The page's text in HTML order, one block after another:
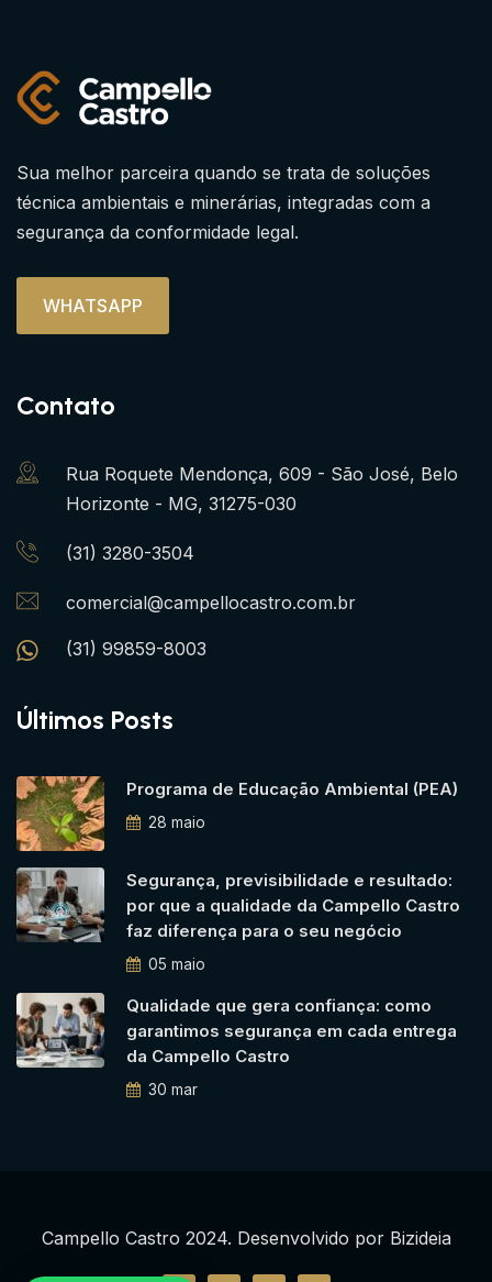
Sua melhor parceira quando se trata de soluções
técnica ambientais e minerárias, integradas com a
segurança da conformidade legal.
WHATSAPP
Contato
Rua Roquete Mendonça, 609 - São José, Belo
Horizonte - MG, 31275-030
(31) 3280-3504
comercial@campellocastro.com.br
(31) 99859-8003
Últimos Posts
Programa de Educação Ambiental (PEA)
28 maio
Segurança, previsibilidade e resultado:
por que a qualidade da Campello Castro
faz diferença para o seu negócio
05 maio
Qualidade que gera confiança: como
garantimos segurança em cada entrega
da Campello Castro
30 mar
Campello Castro 2024. Desenvolvido por Bizideia